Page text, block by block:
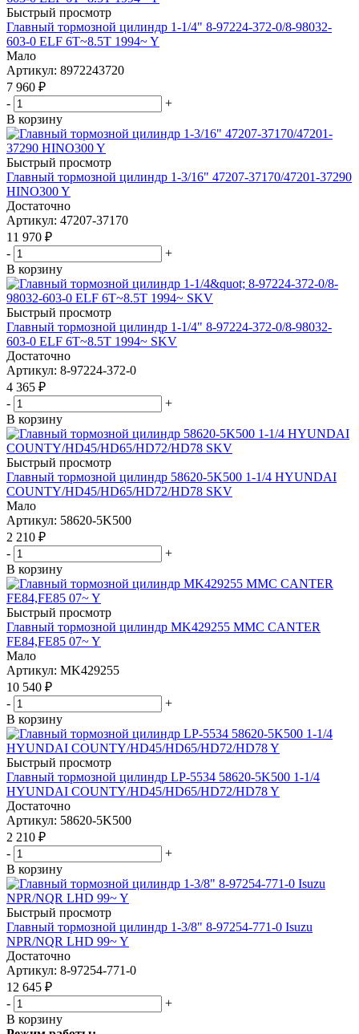
Быстрый просмотр
Главный тормозной цилиндр 1-1/4" 8-97224-372-0/8-98032-
603-0 ELF 6T~8.5T 1994~ Y
Мало
Артикул: 8972243720
7 960 ₽
-
+
В корзину
Быстрый просмотр
Главный тормозной цилиндр 1-3/16" 47207-37170/47201-37290
HINO300 Y
Достаточно
Артикул: 47207-37170
11 970 ₽
-
+
В корзину
Быстрый просмотр
Главный тормозной цилиндр 1-1/4" 8-97224-372-0/8-98032-
603-0 ELF 6T~8.5T 1994~ SKV
Достаточно
Артикул: 8-97224-372-0
4 365 ₽
-
+
В корзину
Быстрый просмотр
Главный тормозной цилиндр 58620-5K500 1-1/4 HYUNDAI
COUNTY/HD45/HD65/HD72/HD78 SKV
Мало
Артикул: 58620-5K500
2 210 ₽
-
+
В корзину
Быстрый просмотр
Главный тормозной цилиндр MK429255 MMC CANTER
FE84,FE85 07~ Y
Мало
Артикул: MK429255
10 540 ₽
-
+
В корзину
Быстрый просмотр
Главный тормозной цилиндр LP-5534 58620-5K500 1-1/4
HYUNDAI COUNTY/HD45/HD65/HD72/HD78 Y
Достаточно
Артикул: 58620-5K500
2 210 ₽
-
+
В корзину
Быстрый просмотр
Главный тормозной цилиндр 1-3/8" 8-97254-771-0 Isuzu
NPR/NQR LHD 99~ Y
Достаточно
Артикул: 8-97254-771-0
12 645 ₽
-
+
В корзину